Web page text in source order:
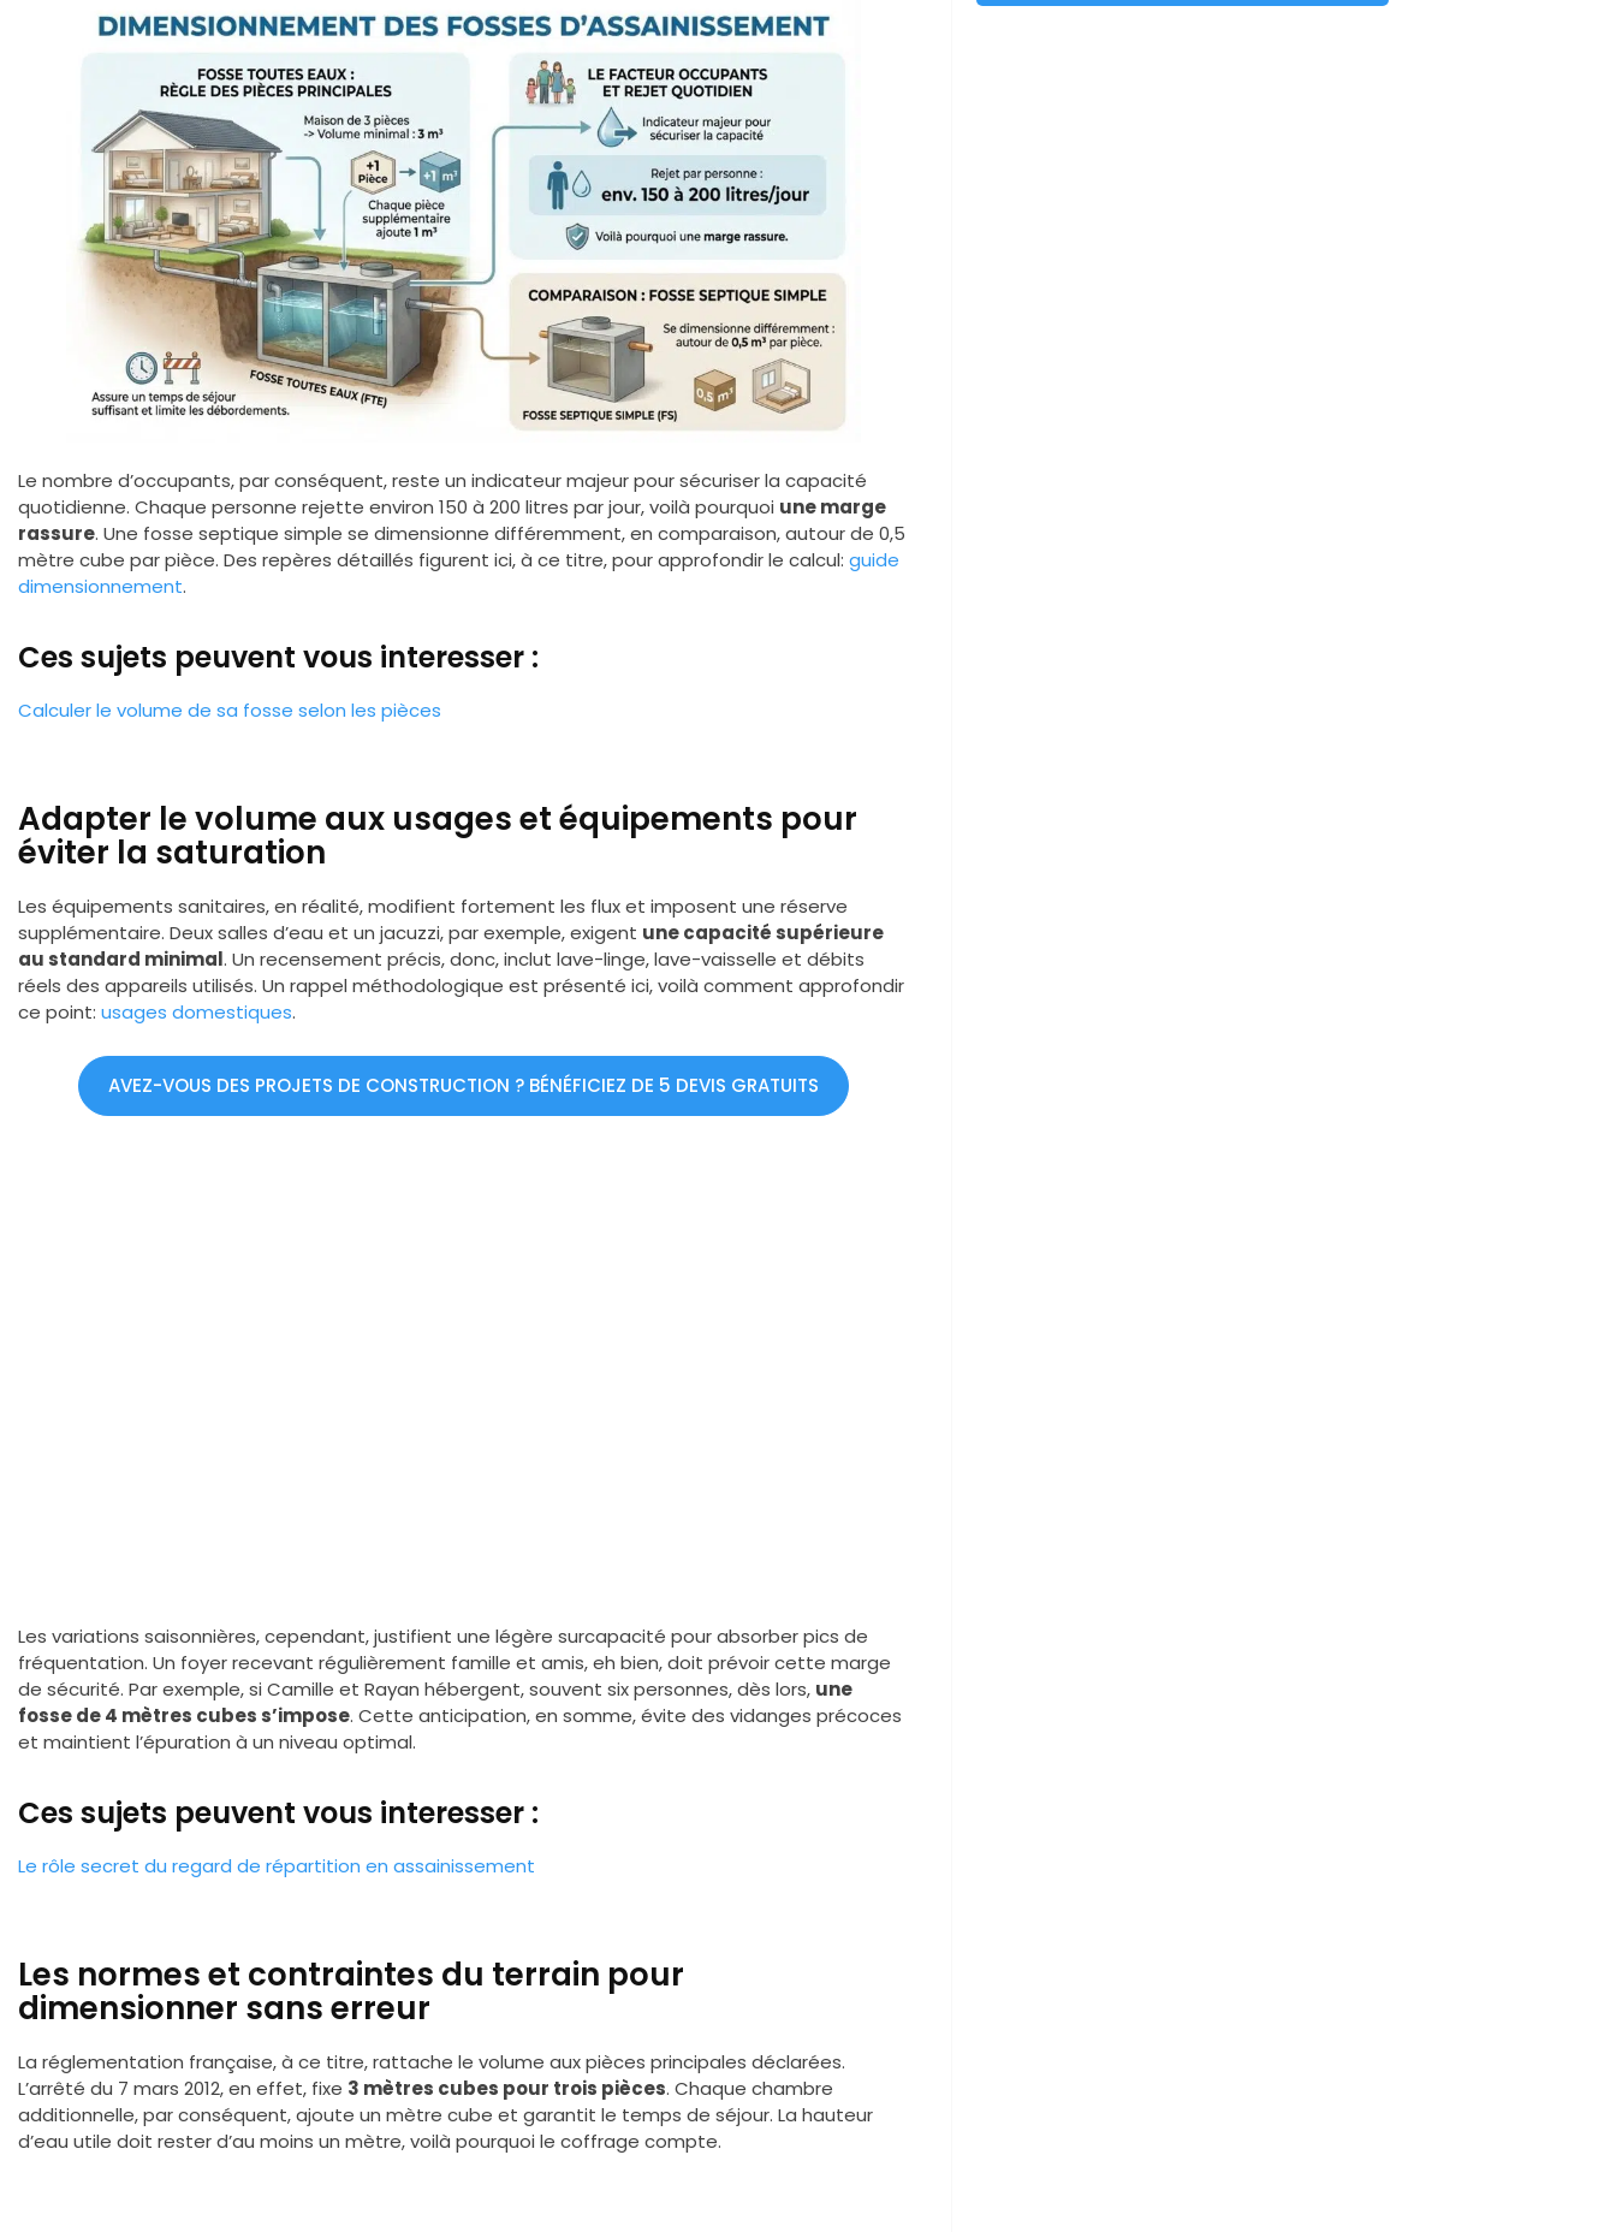
Le nombre d’occupants, par conséquent, reste un indicateur majeur pour sécuriser la capacité
quotidienne. Chaque personne rejette environ 150 à 200 litres par jour, voilà pourquoi une marge
rassure. Une fosse septique simple se dimensionne différemment, en comparaison, autour de 0,5
mètre cube par pièce. Des repères détaillés figurent ici, à ce titre, pour approfondir le calcul: guide
dimensionnement.
Ces sujets peuvent vous interesser :
Calculer le volume de sa fosse selon les pièces
Adapter le volume aux usages et équipements pour
éviter la saturation
Les équipements sanitaires, en réalité, modifient fortement les flux et imposent une réserve
supplémentaire. Deux salles d’eau et un jacuzzi, par exemple, exigent une capacité supérieure
au standard minimal. Un recensement précis, donc, inclut lave-linge, lave-vaisselle et débits
réels des appareils utilisés. Un rappel méthodologique est présenté ici, voilà comment approfondir
ce point: usages domestiques.
AVEZ-VOUS DES PROJETS DE CONSTRUCTION ? BÉNÉFICIEZ DE 5 DEVIS GRATUITS
Les variations saisonnières, cependant, justifient une légère surcapacité pour absorber pics de
fréquentation. Un foyer recevant régulièrement famille et amis, eh bien, doit prévoir cette marge
de sécurité. Par exemple, si Camille et Rayan hébergent, souvent six personnes, dès lors, une
fosse de 4 mètres cubes s’impose. Cette anticipation, en somme, évite des vidanges précoces
et maintient l’épuration à un niveau optimal.
Ces sujets peuvent vous interesser :
Le rôle secret du regard de répartition en assainissement
Les normes et contraintes du terrain pour
dimensionner sans erreur
La réglementation française, à ce titre, rattache le volume aux pièces principales déclarées.
L’arrêté du 7 mars 2012, en effet, fixe 3 mètres cubes pour trois pièces. Chaque chambre
additionnelle, par conséquent, ajoute un mètre cube et garantit le temps de séjour. La hauteur
d’eau utile doit rester d’au moins un mètre, voilà pourquoi le coffrage compte.